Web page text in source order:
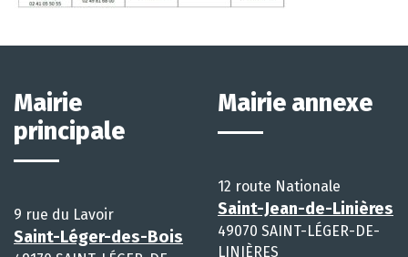
Mairie
principale
9 rue du Lavoir
Saint-Léger-des-Bois
Mairie annexe
12 route Nationale
Saint-Jean-de-Linières
49070 SAINT-LÉGER-DE-
LINIÈRES